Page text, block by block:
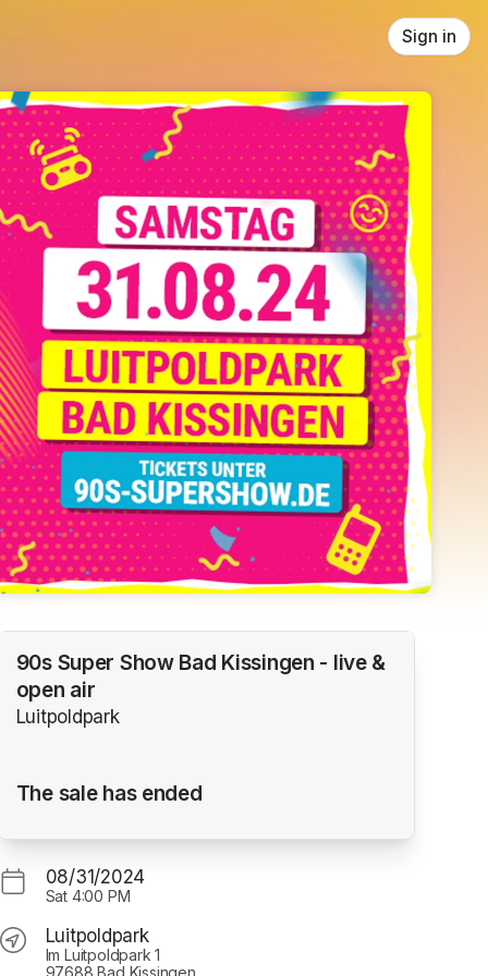
Sign in
90s Super Show Bad Kissingen - live &
open air
Luitpoldpark
The sale has ended
08/31/2024
Sat 4:00 PM
Luitpoldpark
Im Luitpoldpark 1
97688 Bad Kissingen